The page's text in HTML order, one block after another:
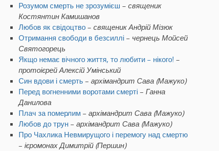
Розумом смерть не зрозумієш – священик
Костянтин Камишанов
Любов як свідоцтво– священик Андрій Мізюк
Отримання свободи в безсиллі– чернець Мойсей
Святогорець
Якщо немає вічного життя, то любити – нікого! –
протоієрей Алексій Умінський
Син вдови і смерть– архімандрит Сава (Мажуко)
Перед вогненними воротами смерті– Ганна
Данилова
Плач за померлим– архімандрит Сава (Мажуко)
Любов до трун– архімандрит Сава (Мажуко)
Про Чахлика Невмирущого і перемогу над смертю
– ієромонах Димитрій (Першин)